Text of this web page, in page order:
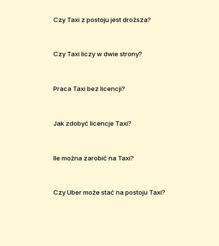
Czy Taxi z postoju jest droższa?
Czy Taxi liczy w dwie strony?
Praca Taxi bez licencji?
Jak zdobyć licencje Taxi?
Ile można zarobić na Taxi?
Czy Uber może stać na postoju Taxi?